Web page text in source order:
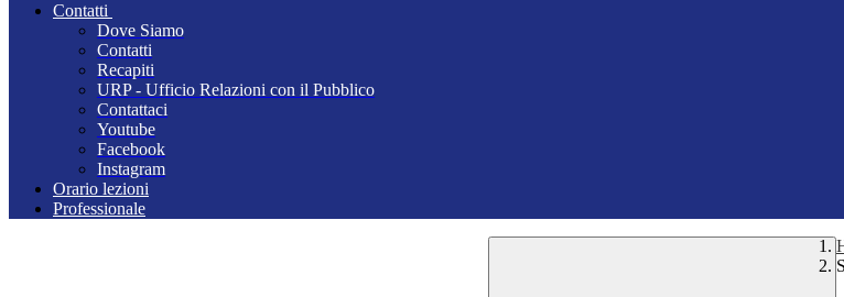
Contatti
Dove Siamo
Contatti
Recapiti
URP - Ufficio Relazioni con il Pubblico
Contattaci
Youtube
Facebook
Instagram
Orario lezioni
Professionale